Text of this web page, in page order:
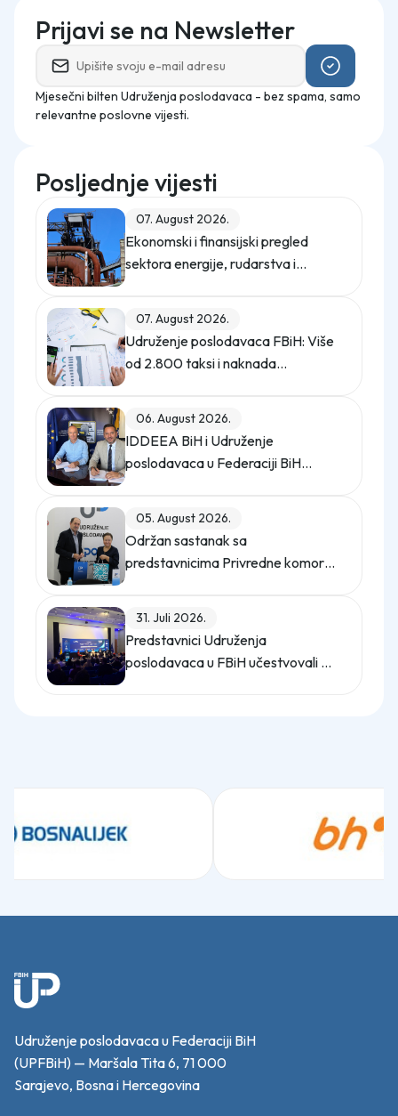
Prijavi se na Newsletter
Mjesečni bilten Udruženja poslodavaca - bez spama, samo
relevantne poslovne vijesti.
Posljednje vijesti
07. August 2026.
Ekonomski i finansijski pregled
sektora energije, rudarstva i
07. August 2026.
Udruženje poslodavaca FBiH: Više
od 2.800 taksi i naknada
06. August 2026.
IDDEEA BiH i Udruženje
poslodavaca u Federaciji BiH
05. August 2026.
Održan sastanak sa
predstavnicima Privredne komore
31. Juli 2026.
Predstavnici Udruženja
poslodavaca u FBiH učestvovali na
Udruženje poslodavaca u Federaciji BiH
(UPFBiH) — Maršala Tita 6, 71 000
Sarajevo, Bosna i Hercegovina